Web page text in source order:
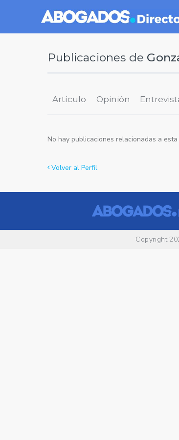
Publicaciones de
Artículo Opinión
No hay publicaciones relacionadas a
Volver al Perfil
Copyright